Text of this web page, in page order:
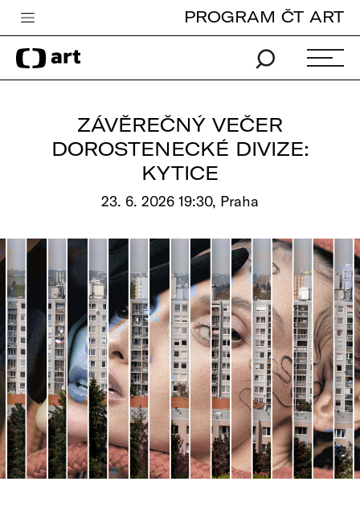
Česká televize
Zpravodajství
iVysílání
edu
Vše o ČT
PROGRAM ČT ART
ZÁVĚREČNÝ VEČER
DOROSTENECKÉ DIVIZE:
KYTICE
23. 6. 2026 19:30, Praha